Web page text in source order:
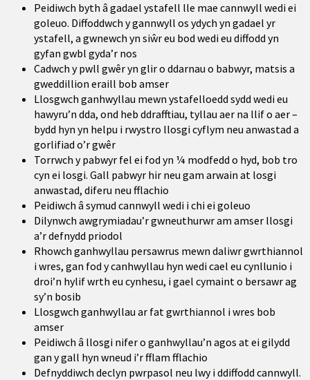
Peidiwch byth â gadael ystafell lle mae cannwyll wedi ei
goleuo. Diffoddwch y gannwyll os ydych yn gadael yr
ystafell, a gwnewch yn siŵr eu bod wedi eu diffodd yn
gyfan gwbl gyda’r nos
Cadwch y pwll gwêr yn glir o ddarnau o babwyr, matsis a
gweddillion eraill bob amser
Llosgwch ganhwyllau mewn ystafelloedd sydd wedi eu
hawyru’n dda, ond heb ddrafftiau, tyllau aer na llif o aer –
bydd hyn yn helpu i rwystro llosgi cyflym neu anwastad a
gorlifiad o’r gwêr
Torrwch y pabwyr fel ei fod yn ¼ modfedd o hyd, bob tro
cyn ei losgi. Gall pabwyr hir neu gam arwain at losgi
anwastad, diferu neu fflachio
Peidiwch â symud cannwyll wedi i chi ei goleuo
Dilynwch awgrymiadau’r gwneuthurwr am amser llosgi
a’r defnydd priodol
Rhowch ganhwyllau persawrus mewn daliwr gwrthiannol
i wres, gan fod y canhwyllau hyn wedi cael eu cynllunio i
droi’n hylif wrth eu cynhesu, i gael cymaint o bersawr ag
sy’n bosib
Llosgwch ganhwyllau ar fat gwrthiannol i wres bob
amser
Peidiwch â llosgi nifer o ganhwyllau’n agos at ei gilydd
gan y gall hyn wneud i’r fflam fflachio
Defnyddiwch declyn pwrpasol neu lwy i ddiffodd cannwyll.